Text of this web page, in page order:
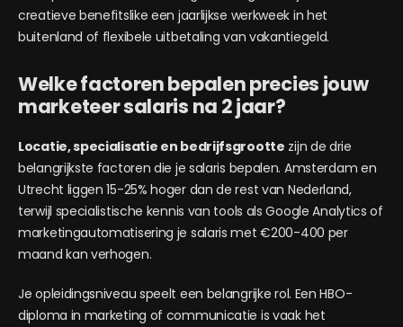
creatieve benefitslike een jaarlijkse werkweek in het
buitenland of flexibele uitbetaling van vakantiegeld.
Welke factoren bepalen precies jouw
marketeer salaris na 2 jaar?
Locatie, specialisatie en bedrijfsgrootte zijn de drie
belangrijkste factoren die je salaris bepalen. Amsterdam en
Utrecht liggen 15-25% hoger dan de rest van Nederland,
terwijl specialistische kennis van tools als Google Analytics of
marketingautomatisering je salaris met €200-400 per
maand kan verhogen.
Je opleidingsniveau speelt een belangrijke rol. Een HBO-
diploma in marketing of communicatie is vaak het